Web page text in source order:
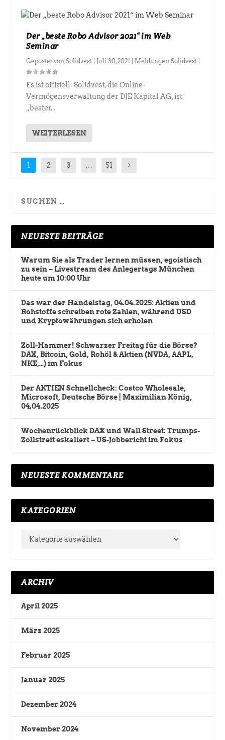
Der „beste Robo Advisor 2021“ im Web
Seminar
Gepostet vonSolidvest Juli 30, 2021 Meldungen Solidvest
Es ist offiziell: Solidvest, die Online-
Vermögensverwaltung der DJE Kapital AG, ist
„bester...
WEITERLESEN
1 2 3 … 51
NEUESTE BEITRÄGE
Warum Sie als Trader lernen müssen, egoistisch
zu sein – Livestream des Anlegertags München
heute um 10:00 Uhr
Das war der Handelstag, 04.04.2025: Aktien und
Rohstoffe schreiben rote Zahlen, während USD
und Kryptowährungen sich erholen
Zoll-Hammer! Schwarzer Freitag für die Börse?
DAX, Bitcoin, Gold, Rohöl & Aktien (NVDA, AAPL,
NKE,…) im Fokus
Der AKTIEN Schnellcheck: Costco Wholesale,
Microsoft, Deutsche Börse | Maximilian König,
04.04.2025
Wochenrückblick DAX und Wall Street: Trumps-
Zollstreit eskaliert – US-Jobbericht im Fokus
NEUESTE KOMMENTARE
KATEGORIEN
ARCHIV
April 2025
März 2025
Februar 2025
Januar 2025
Dezember 2024
November 2024